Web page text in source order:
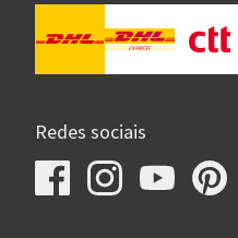
Redes sociais